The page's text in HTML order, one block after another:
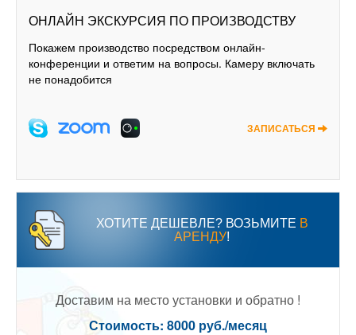
ОНЛАЙН ЭКСКУРСИЯ ПО ПРОИЗВОДСТВУ
Покажем производство посредством онлайн-
конференции и ответим на вопросы. Камеру включать
не понадобится
ЗАПИСАТЬСЯ
ХОТИТЕ ДЕШЕВЛЕ? ВОЗЬМИТЕ В
АРЕНДУ!
Доставим на место установки и обратно !
Стоимость: 8000 руб./месяц